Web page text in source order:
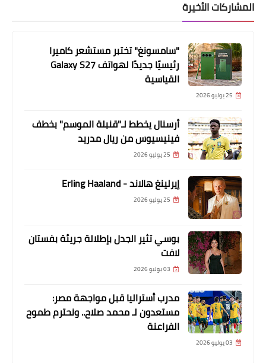
المشاركات الأخيرة
"سامسونغ" تختبر مستشعر كاميرا
رئيسيًا جديدًا لهواتف Galaxy S27
القياسية
25 يوليو 2026
أرسنال يخطط لـ"قنبلة الموسم" بخطف
فينيسيوس من ريال مدريد
25 يوليو 2026
إيرلينغ هالاند - Erling Haaland
25 يوليو 2026
بوسي تثير الجدل بإطلالة جريئة بفستان
لافت
03 يوليو 2026
مدرب أستراليا قبل مواجهة مصر:
مستعدون لـ محمد صلاح.. ونحترم طموح
الفراعنة
03 يوليو 2026